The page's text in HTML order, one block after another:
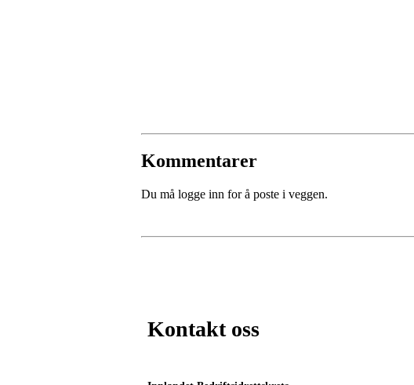
Kommentarer
Du må logge inn for å poste i veggen.
Kontakt oss